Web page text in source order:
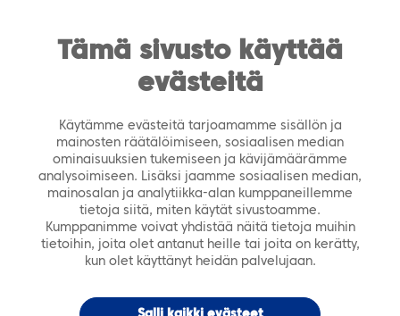
Tämä sivusto käyttää
evästeitä
Käytämme evästeitä tarjoamamme sisällön ja
mainosten räätälöimiseen, sosiaalisen median
ominaisuuksien tukemiseen ja kävijämäärämme
analysoimiseen. Lisäksi jaamme sosiaalisen median,
mainosalan ja analytiikka-alan kumppaneillemme
tietoja siitä, miten käytät sivustoamme.
Kumppanimme voivat yhdistää näitä tietoja muihin
tietoihin, joita olet antanut heille tai joita on kerätty,
kun olet käyttänyt heidän palvelujaan.
https://tiera.fi/name FI SV
kyberturvapalvelut